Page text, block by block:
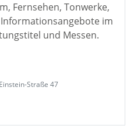
Fernsehen, Tonwerke,
im
und Messen.
Straße 47